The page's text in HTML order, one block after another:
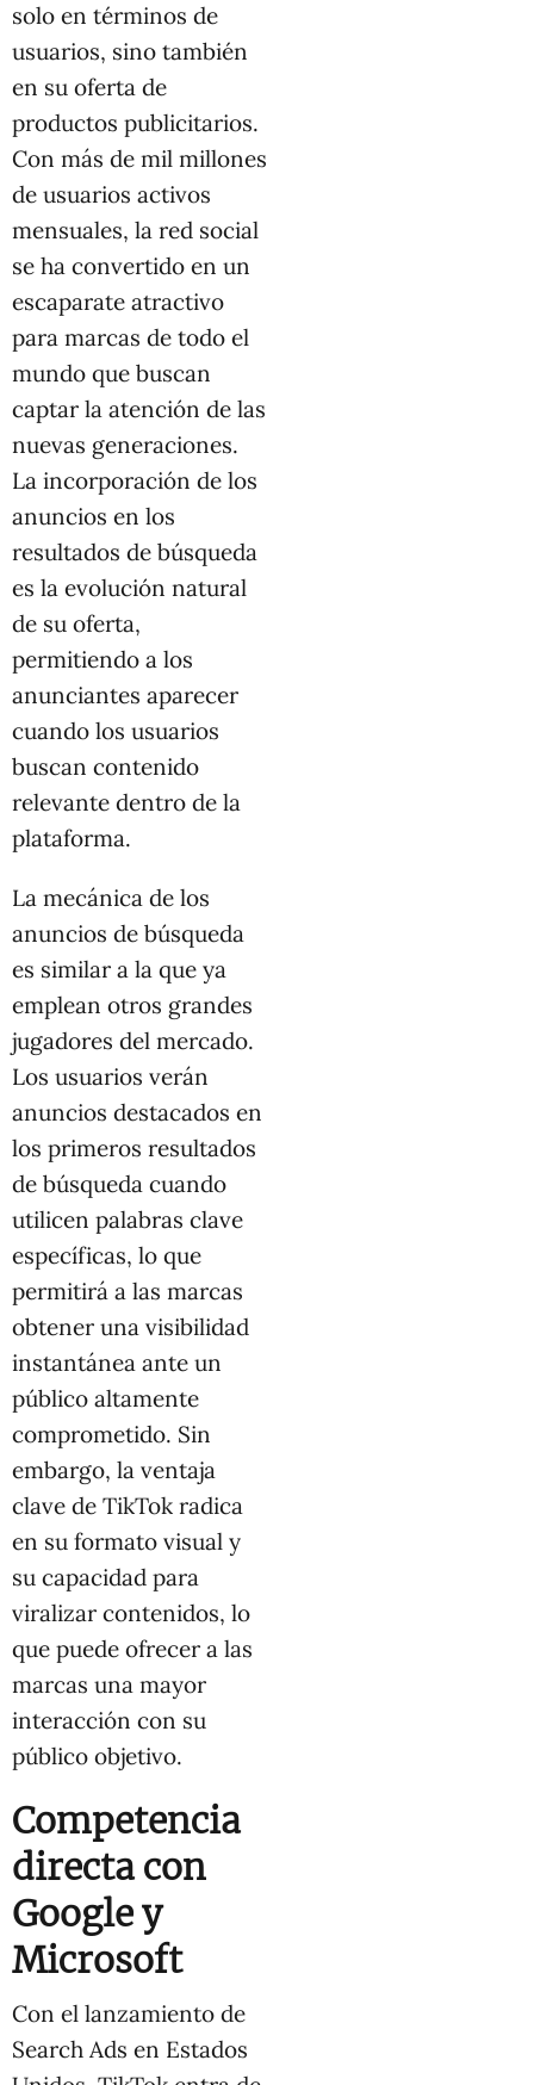
solo en términos de
usuarios, sino también
en su oferta de
productos publicitarios.
Con más de mil millones
de usuarios activos
mensuales, la red social
se ha convertido en un
escaparate atractivo
para marcas de todo el
mundo que buscan
captar la atención de las
nuevas generaciones.
La incorporación de los
anuncios en los
resultados de búsqueda
es la evolución natural
de su oferta,
permitiendo a los
anunciantes aparecer
cuando los usuarios
buscan contenido
relevante dentro de la
plataforma.
La mecánica de los
anuncios de búsqueda
es similar a la que ya
emplean otros grandes
jugadores del mercado.
Los usuarios verán
anuncios destacados en
los primeros resultados
de búsqueda cuando
utilicen palabras clave
específicas, lo que
permitirá a las marcas
obtener una visibilidad
instantánea ante un
público altamente
comprometido. Sin
embargo, la ventaja
clave de TikTok radica
en su formato visual y
su capacidad para
viralizar contenidos, lo
que puede ofrecer a las
marcas una mayor
interacción con su
público objetivo.
Competencia
directa con
Google y
Microsoft
Con el lanzamiento de
Search Ads en Estados